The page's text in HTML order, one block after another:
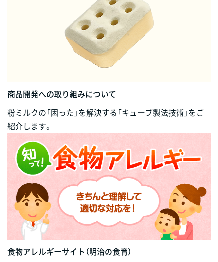
商品開発への取り組みについて
粉ミルクの「困った」を解決する「キューブ製法技術」をご
紹介します。
食物アレルギーサイト（明治の食育）